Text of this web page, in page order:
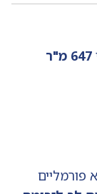
647 מ"ר
פורמליים